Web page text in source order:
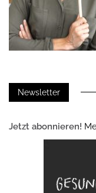
Newsletter
Jetzt abonnieren!